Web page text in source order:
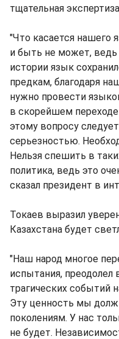
тщательная
"Что касается нашего
и быть не может,
истории язык
предкам, благодаря
нужно провести
в скорейшем
этому вопросу
серьезностью.
Нельзя спешить в
политика, ведь это
сказал президент в
Токаев выразил
Казахстана будет
"Наш народ многое
испытания, преодолел
трагических событий
Эту ценность мы
поколениям. У нас
не будет.